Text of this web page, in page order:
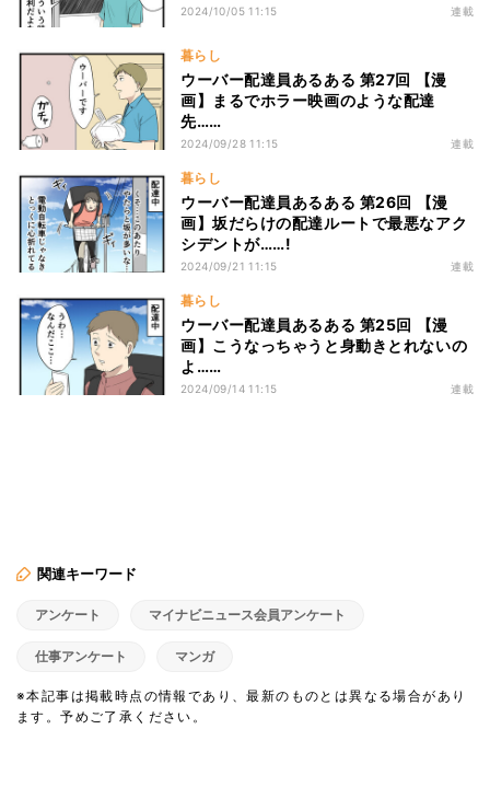
2024/10/05 11:15 連載
暮らし
ウーバー配達員あるある 第27回 【漫
画】まるでホラー映画のような配達
先……
2024/09/28 11:15 連載
暮らし
ウーバー配達員あるある 第26回 【漫
画】坂だらけの配達ルートで最悪なアク
シデントが……!
2024/09/21 11:15 連載
暮らし
ウーバー配達員あるある 第25回 【漫
画】こうなっちゃうと身動きとれないの
よ……
2024/09/14 11:15 連載
関連キーワード
アンケート マイナビニュース会員アンケート
仕事アンケート マンガ
※本記事は掲載時点の情報であり、最新のものとは異なる場合があり
ます。予めご了承ください。